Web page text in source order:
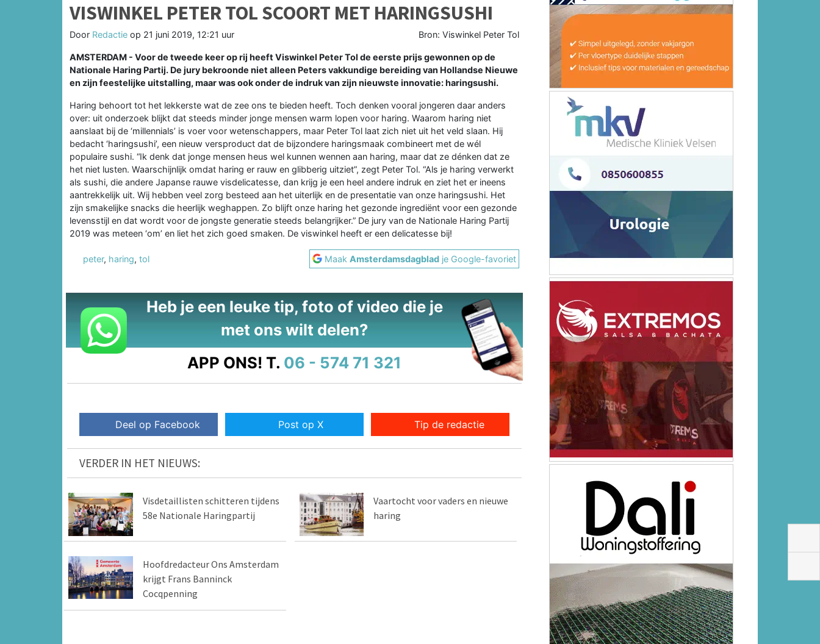
VISWINKEL PETER TOL SCOORT MET HARINGSUSHI
Door Redactie op 21 juni 2019, 12:21 uur Bron: Viswinkel Peter Tol
AMSTERDAM - Voor de tweede keer op rij heeft Viswinkel Peter Tol de eerste prijs gewonnen op de
Nationale Haring Partij. De jury bekroonde niet alleen Peters vakkundige bereiding van Hollandse Nieuwe
en zijn feestelijke uitstalling, maar was ook onder de indruk van zijn nieuwste innovatie: haringsushi.
Haring behoort tot het lekkerste wat de zee ons te bieden heeft. Toch denken vooral jongeren daar anders
over: uit onderzoek blijkt dat steeds minder jonge mensen warm lopen voor haring. Waarom haring niet
aanslaat bij de ‘millennials’ is voer voor wetenschappers, maar Peter Tol laat zich niet uit het veld slaan. Hij
bedacht ‘haringsushi’, een nieuw versproduct dat de bijzondere haringsmaak combineert met de wél
populaire sushi. “Ik denk dat jonge mensen heus wel kunnen wennen aan haring, maar dat ze dénken dat ze
het niet lusten. Waarschijnlijk omdat haring er rauw en glibberig uitziet”, zegt Peter Tol. “Als je haring verwerkt
als sushi, die andere Japanse rauwe visdelicatesse, dan krijg je een heel andere indruk en ziet het er ineens
aantrekkelijk uit. Wij hebben veel zorg besteed aan het uiterlijk en de presentatie van onze haringsushi. Het
zijn smakelijke snacks die heerlijk weghappen. Zo blijft onze haring het gezonde ingrediënt voor een gezonde
levensstijl en dat wordt voor de jongste generatie steeds belangrijker.” De jury van de Nationale Haring Partij
2019 was meteen ‘om’ en liet het zich goed smaken. De viswinkel heeft er een delicatesse bij!
peter, haring, tol MaakAmsterdamsdagblad je Google-favoriet
Heb je een leuke tip, foto of video die je
met ons wilt delen?
APP ONS! T. 06 - 574 71 321
Deel op Facebook Post op X Tip de redactie
VERDER IN HET NIEUWS:
Visdetaillisten schitteren tijdens
58e Nationale Haringpartij
Vaartocht voor vaders en nieuwe
haring
Hoofdredacteur Ons Amsterdam
krijgt Frans Banninck
Cocqpenning